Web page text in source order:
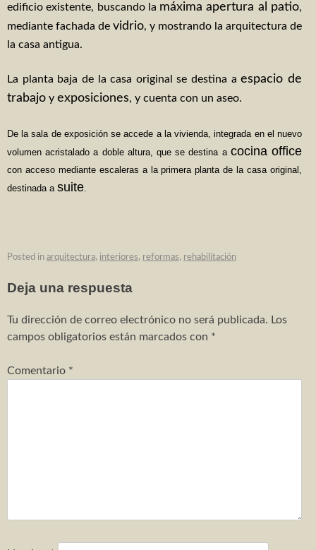
edificio existente, buscando la máxima apertura al patio,
mediante fachada de vidrio, y mostrando la arquitectura de
la casa antigua.
La planta baja de la casa original se destina aespacio de
trabajo y exposiciones, y cuenta con un aseo.
De la sala de exposición se accede a la vivienda, integrada en el nuevo
volumen acristalado a doble altura, que se destina a cocina office
con acceso mediante escaleras a la primera planta de la casa original,
destinada a suite.
Posted in arquitectura, interiores, reformas, rehabilitación
Deja una respuesta
Tu dirección de correo electrónico no será publicada. Los
campos obligatorios están marcados con *
Comentario *